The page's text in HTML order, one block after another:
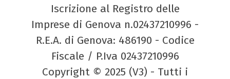
Iscrizione al Registro delle
Imprese di Genova n.02437210996 -
R.E.A. di Genova: 486190 - Codice
Fiscale / P.Iva 02437210996
Copyright © 2025 (V3) - Tutti i